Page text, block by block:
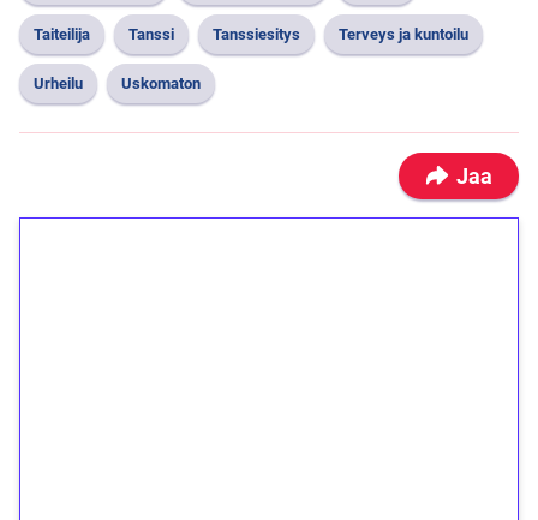
Taiteilija Tanssi Tanssiesitys Terveys ja kuntoilu
Urheilu Uskomaton
Jaa